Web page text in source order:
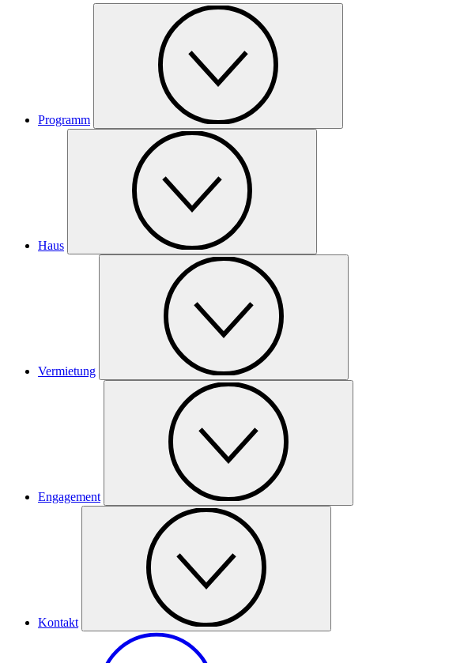
Programm
Haus
Vermietung
Engagement
Kontakt